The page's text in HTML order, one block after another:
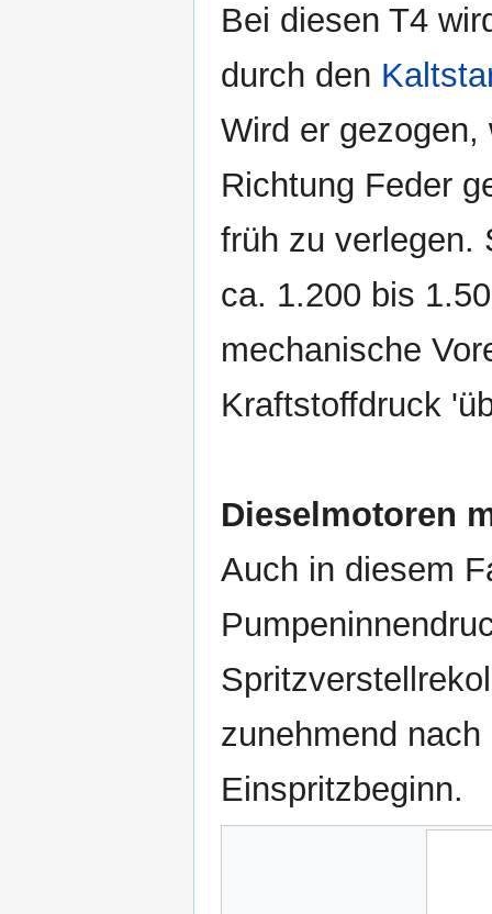
Bei diesen T4
durch den
Wird er
Richtung Feder
früh zu verlegen.
ca. 1.200 bis
mechanische
Kraftstoffdruck
Dieselmotoren
Auch in diesem
zunehmend
Einspritzbeginn.